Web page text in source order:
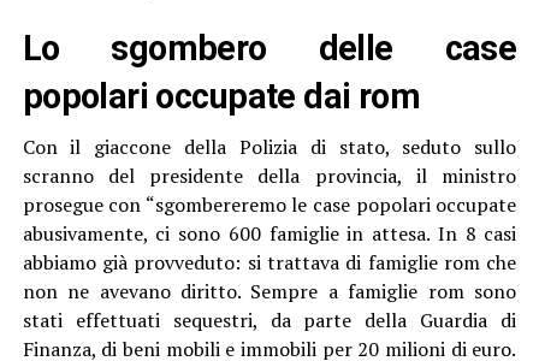
Lo sgombero delle case
popolari occupate dai rom
Con il giaccone della Polizia di stato, seduto sullo
scranno del presidente della provincia, il ministro
prosegue con “sgombereremo le case popolari occupate
abusivamente, ci sono 600 famiglie in attesa. In 8 casi
abbiamo già provveduto: si trattava di famiglie rom che
non ne avevano diritto. Sempre a famiglie rom sono
stati effettuati sequestri, da parte della Guardia di
Finanza, di beni mobili e immobili per 20 milioni di euro.